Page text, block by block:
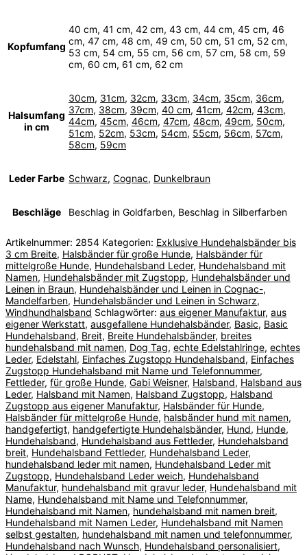
Kopfumfang
40 cm, 41 cm, 42 cm, 43 cm, 44 cm, 45 cm, 46
cm, 47 cm, 48 cm, 49 cm, 50 cm, 51 cm, 52 cm,
53 cm, 54 cm, 55 cm, 56 cm, 57 cm, 58 cm, 59
cm, 60 cm, 61 cm, 62 cm
Halsumfang
in cm
30cm, 31cm, 32cm, 33cm, 34cm, 35cm, 36cm,
37cm, 38cm, 39cm, 40 cm, 41cm, 42cm, 43cm,
44cm, 45cm, 46cm, 47cm, 48cm, 49cm, 50cm,
51cm, 52cm, 53cm, 54cm, 55cm, 56cm, 57cm,
58cm, 59cm
Leder Farbe Schwarz, Cognac, Dunkelbraun
Beschläge Beschlag in Goldfarben, Beschlag in Silberfarben
Artikelnummer: 2854 Kategorien: Exklusive Hundehalsbänder bis
3 cm Breite, Halsbänder für große Hunde, Halsbänder für
mittelgroße Hunde, Hundehalsband Leder, Hundehalsband mit
Namen, Hundehalsbänder mit Zugstopp, Hundehalsbänder und
Leinen in Braun, Hundehalsbänder und Leinen in Cognac-,
Mandelfarben, Hundehalsbänder und Leinen in Schwarz,
Windhundhalsband Schlagwörter: aus eigener Manufaktur, aus
eigener Werkstatt, ausgefallene Hundehalsbänder, Basic, Basic
Hundehalsband, Breit, Breite Hundehalsbänder, breites
hundehalsband mit namen, Dog Tag, echte Edelstahlringe, echtes
Leder, Edelstahl, Einfaches Zugstopp Hundehalsband, Einfaches
Zugstopp Hundehalsband mit Name und Telefonnummer,
Fettleder, für große Hunde, Gabi Weisner, Halsband, Halsband aus
Leder, Halsband mit Namen, Halsband Zugstopp, Halsband
Zugstopp aus eigener Manufaktur, Halsbänder für Hunde,
Halsbänder für mittelgroße Hunde, halsbänder hund mit namen,
handgefertigt, handgefertigte Hundehalsbänder, Hund, Hunde,
Hundehalsband, Hundehalsband aus Fettleder, Hundehalsband
breit, Hundehalsband Fettleder, Hundehalsband Leder,
hundehalsband leder mit namen, Hundehalsband Leder mit
Zugstopp, Hundehalsband Leder weich, Hundehalsband
Manufaktur, hundehalsband mit gravur leder, Hundehalsband mit
Name, Hundehalsband mit Name und Telefonnummer,
Hundehalsband mit Namen, hundehalsband mit namen breit,
Hundehalsband mit Namen Leder, Hundehalsband mit Namen
selbst gestalten, hundehalsband mit namen und telefonnummer,
Hundehalsband nach Wunsch, Hundehalsband personalisiert,